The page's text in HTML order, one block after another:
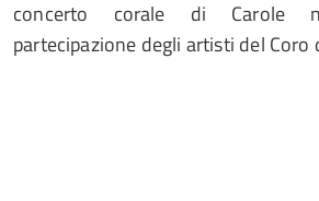
concerto corale di Carole
partecipazione degli artisti del Coro